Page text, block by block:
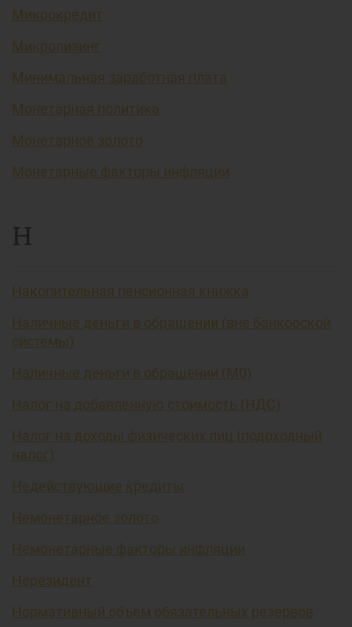
Микрокредит
Микролизинг
Минимальная заработная плата
Монетарная политика
Монетарное золото
Монетарные факторы инфляции
Н
Накопительная пенсионная книжка
Наличные деньги в обращении (вне банковской
системы)
Наличные деньги в обращении (М0)
Налог на добавленную стоимость (НДС)
Налог на доходы физических лиц (подоходный
налог)
Недействующие кредиты
Немонетарное золото
Немонетарные факторы инфляции
Нерезидент
Нормативный объем обязательных резервов